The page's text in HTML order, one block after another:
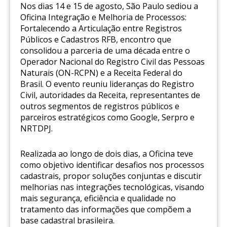
Nos dias 14 e 15 de agosto, São Paulo sediou a
Oficina Integração e Melhoria de Processos:
Fortalecendo a Articulação entre Registros
Públicos e Cadastros RFB, encontro que
consolidou a parceria de uma década entre o
Operador Nacional do Registro Civil das Pessoas
Naturais (ON-RCPN) e a Receita Federal do
Brasil. O evento reuniu lideranças do Registro
Civil, autoridades da Receita, representantes de
outros segmentos de registros públicos e
parceiros estratégicos como Google, Serpro e
NRTDPJ.
Realizada ao longo de dois dias, a Oficina teve
como objetivo identificar desafios nos processos
cadastrais, propor soluções conjuntas e discutir
melhorias nas integrações tecnológicas, visando
mais segurança, eficiência e qualidade no
tratamento das informações que compõem a
base cadastral brasileira.